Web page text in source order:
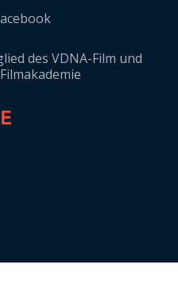
des VDNA-Film und